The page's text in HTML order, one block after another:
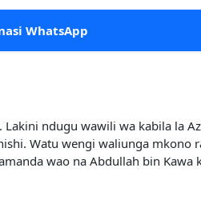
WhatsApp
ndugu wawili wa kabila la
Watu wengi waliunga mkono
wao na Abdullah bin Kawa